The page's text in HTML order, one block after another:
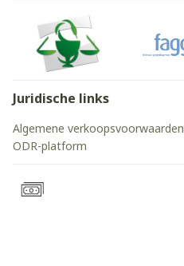
Juridische links
Algemene verkoopsvoorwaarden
ODR-platform